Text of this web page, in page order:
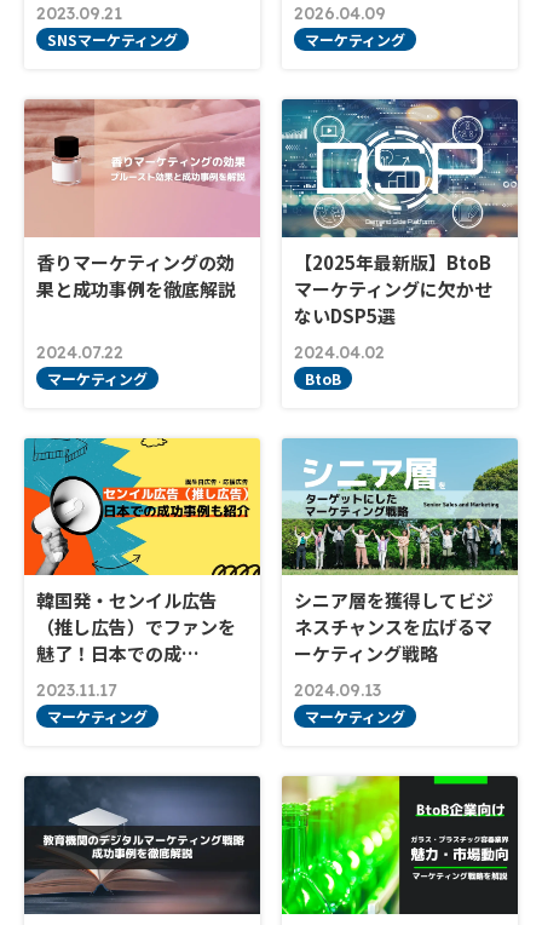
2023.09.21
SNSマーケティング
2026.04.09
マーケティング
香りマーケティングの効
果と成功事例を徹底解説
2024.07.22
マーケティング
【2025年最新版】BtoB
マーケティングに欠かせ
ないDSP5選
2024.04.02
BtoB
韓国発・センイル広告
（推し広告）でファンを
魅了！日本での成…
2023.11.17
マーケティング
シニア層を獲得してビジ
ネスチャンスを広げるマ
ーケティング戦略
2024.09.13
マーケティング